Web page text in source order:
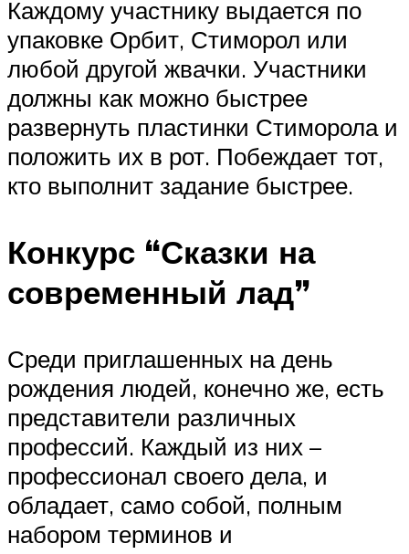
Каждому участнику выдается по
упаковке Орбит, Стиморол или
любой другой жвачки. Участники
должны как можно быстрее
развернуть пластинки Стиморола и
положить их в рот. Побеждает тот,
кто выполнит задание быстрее.
Конкурс “Сказки на
современный лад”
Среди приглашенных на день
рождения людей, конечно же, есть
представители различных
профессий. Каждый из них –
профессионал своего дела, и
обладает, само собой, полным
набором терминов и